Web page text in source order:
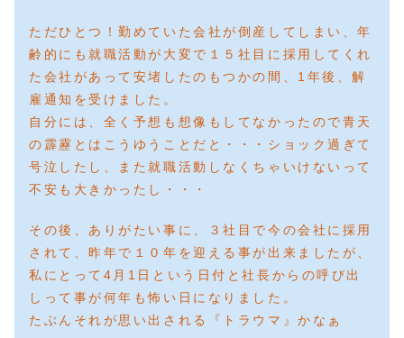
ただひとつ！勤めていた会社が倒産してしまい、年
齢的にも就職活動が大変で１５社目に採用してくれ
た会社があって安堵したのもつかの間、1年後、解
雇通知を受けました。
自分には、全く予想も想像もしてなかったので青天
の霹靂とはこうゆうことだと・・・ショック過ぎて
号泣したし、また就職活動しなくちゃいけないって
不安も大きかったし・・・
その後、ありがたい事に、３社目で今の会社に採用
されて、昨年で１０年を迎える事が出来ましたが、
私にとって4月1日という日付と社長からの呼び出
しって事が何年も怖い日になりました。
たぶんそれが思い出される『トラウマ』かなぁ